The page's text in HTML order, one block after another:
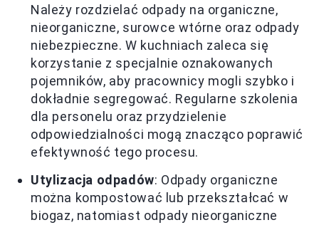
Należy rozdzielać odpady na organiczne,
nieorganiczne, surowce wtórne oraz odpady
niebezpieczne. W kuchniach zaleca się
korzystanie z specjalnie oznakowanych
pojemników, aby pracownicy mogli szybko i
dokładnie segregować. Regularne szkolenia
dla personelu oraz przydzielenie
odpowiedzialności mogą znacząco poprawić
efektywność tego procesu.
Utylizacja odpadów: Odpady organiczne
można kompostować lub przekształcać w
biogaz, natomiast odpady nieorganiczne